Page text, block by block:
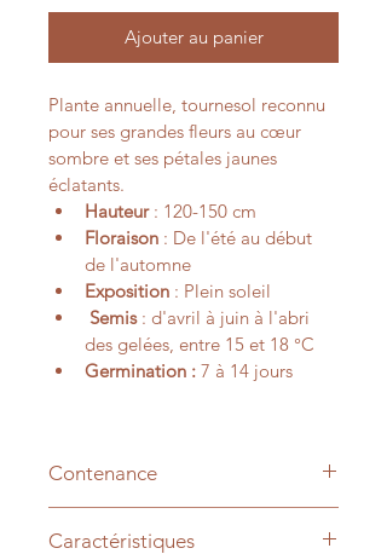
Ajouter au panier
Plante annuelle, tournesol reconnu
pour ses grandes fleurs au cœur
sombre et ses pétales jaunes
éclatants.
Hauteur : 120-150 cm
Floraison : De l'été au début
de l'automne
Exposition : Plein soleil
Semis : d'avril à juin à l'abri
des gelées, entre 15 et 18 °C
Germination : 7 à 14 jours
Contenance
Caractéristiques